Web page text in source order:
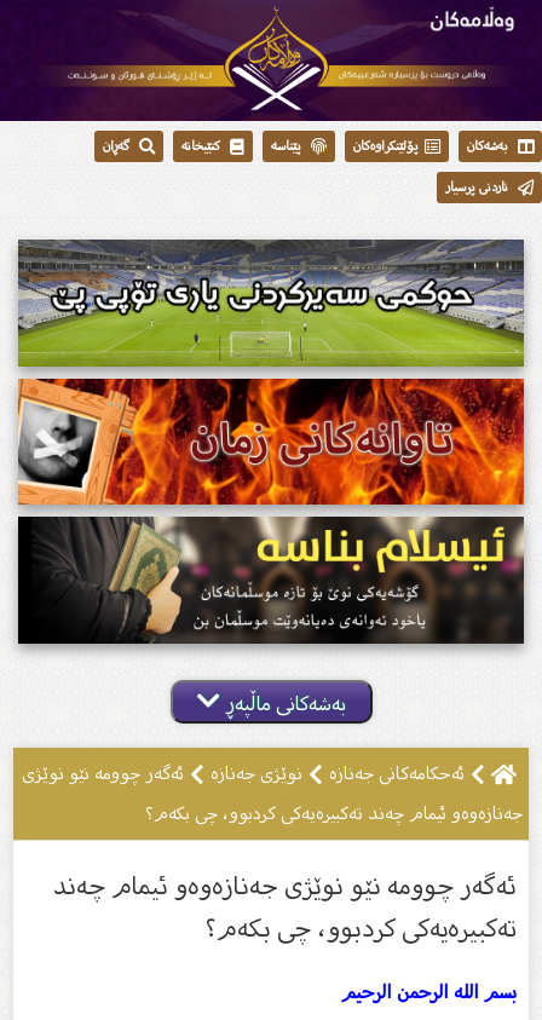
بەشەکان پۆلێنکراوەکان پێناسە کتێبخانە
گەڕان
ناردنی پرسیار
بەشەکانی ماڵپەڕ
ئه‌حكامه‌كانى جه‌نازه‌ نوێژى جەنازە
ئەگەر چوومە نێو نوێژی
جەنازەوەو ئیمام چەند تەكبیرەیەكی كردبوو، چی بكەم؟
ئەگەر چوومە نێو نوێژی جەنازەوەو ئیمام چەند
تەكبیرەیەكی كردبوو، چی بكەم؟
بسم الله الرحمن الرحیم